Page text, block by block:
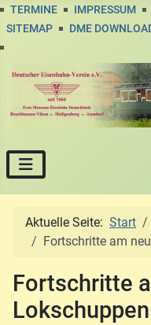
TERMINE IMPRESSUM
SITEMAP
DME
Aktuelle Seite: Start
Fortschritte am
Fortschritte
Lokschuppen